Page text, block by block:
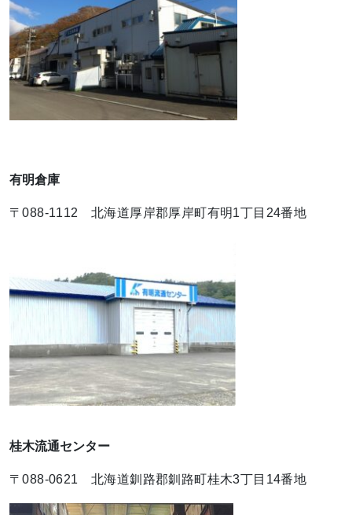
有明倉庫
〒088-1112 北海道厚岸郡厚岸町有明1丁目24番地
桂木流通センター
〒088-0621 北海道釧路郡釧路町桂木3丁目14番地